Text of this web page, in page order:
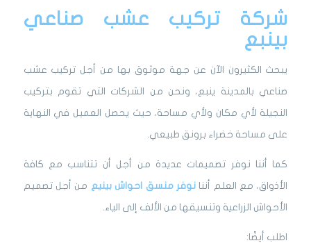
شركة تركيب عشب صناعي
بينبع
يبحث الكثيرون الآن عن جهة موثوق بها من أجل تركيب عشب
صناعي بالمدينة ينبع، ونحن من الشركات التي تقوم بتركيب
النجيلة لأي مكان ولأي مساحة، حيث يحصل العميل في النهاية
على مساحة خضراء برونق طبيعي.
كما أننا نوفر تصميمات عديدة من أجل أن تتناسب مع كافة
الأذواق، مع العلم أننانوفر منسق احواش بينيع من أجل تصميم
الأحواش الزراعية وتنسيقها من الألف إلى الياء.
اطلب أيضًا: